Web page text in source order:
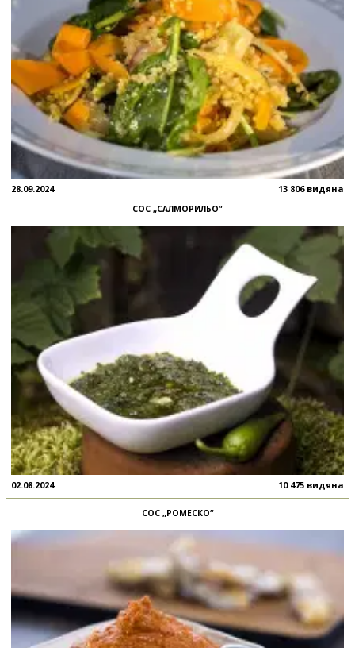
28.09.2024 13 806 видяна
СОС „САЛМОРИЛЬО“
02.08.2024 10 475 видяна
СОС „РОМЕСКО“